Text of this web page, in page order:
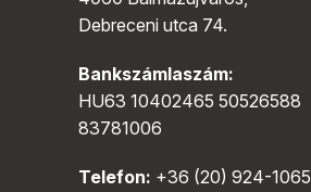
Debreceni utca 74.
Bankszámlaszám:
HU63 10402465 50526588
83781006
Telefon: +36 (20) 924-1065